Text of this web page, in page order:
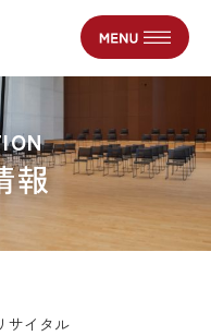
報
サイタル